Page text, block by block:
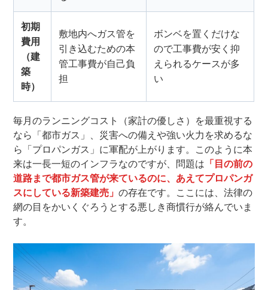
初期
費用
（建
築
時）
敷地内へガス管を
引き込むための本
管工事費が自己負
担
ボンベを置くだけな
ので工事費が安く抑
えられるケースが多
い
毎月のランニングコスト（家計の優しさ）を最重視する
なら「都市ガス」、災害への備えや強い火力を求めるな
ら「プロパンガス」に軍配が上がります。このように本
来は一長一短のインフラなのですが、問題は 「目の前の
道路まで都市ガス管が来ているのに、あえてプロパンガ
スにしている新築建売」の存在です。ここには、法律の
網の目をかいくぐろうとする悪しき商慣行が絡んでいま
す。